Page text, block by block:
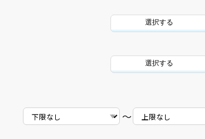
選択する
選択する
〜